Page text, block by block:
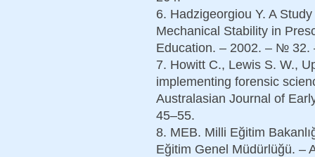
6. Hadzigeorgiou Y. A
Mechanical Stability in
Education. – 2002. – № 32.
7. Howitt C., Lewis S. W.,
implementing forensic
Australasian Journal of
45–55.
8. MEB. Milli Eğitim
Eğitim Genel Müdürlüğü. –